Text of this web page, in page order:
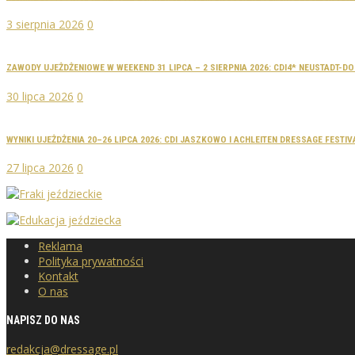
3 sierpnia 2026 0
ZAWODY UJEŻDŻENIOWE W WEEKEND 31 LIPCA – 2 SIERPNIA 2026: CDI4* NEUSTADT-
30 lipca 2026 0
WYNIKI UJEŻDŻENIA 20–26 LIPCA 2026: CDI JASZKOWO I ACHLEITEN DRESSAGE
27 lipca 2026 0
Reklama
Polityka prywatności
Kontakt
O nas
NAPISZ DO NAS
redakcja@dressage.pl